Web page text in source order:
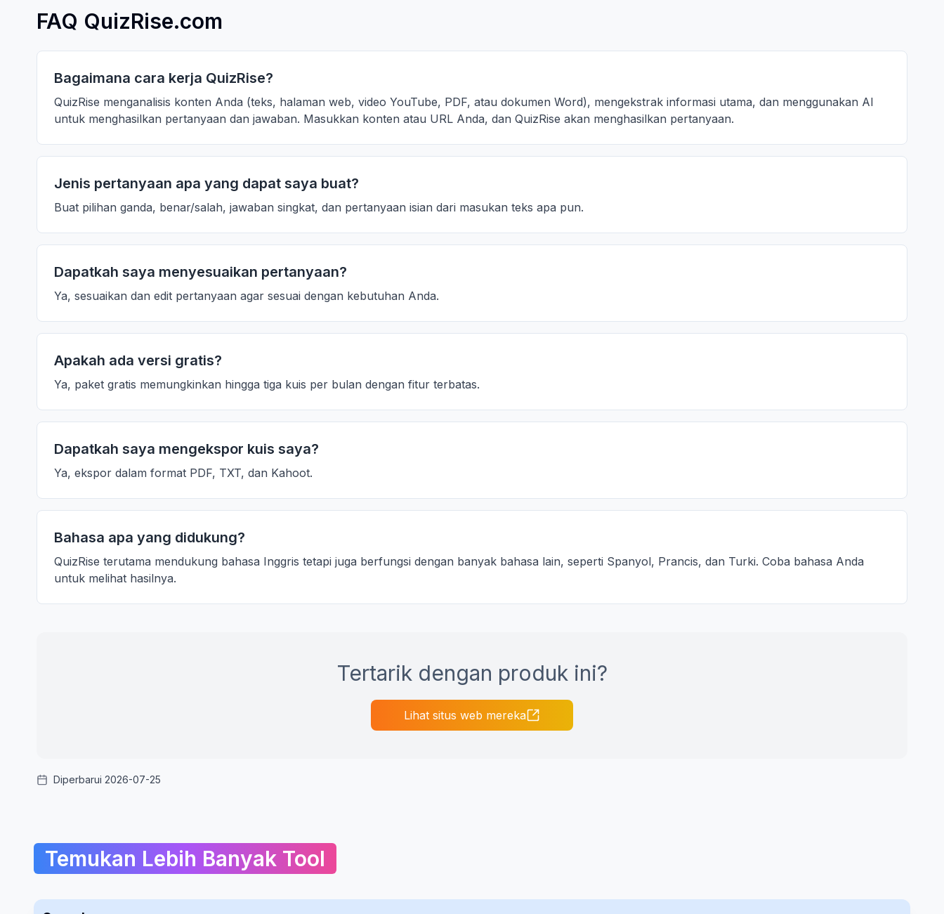
FAQ QuizRise.com
Bagaimana cara kerja QuizRise?
QuizRise menganalisis konten Anda (teks, halaman web, video YouTube, PDF, atau dokumen Word), mengekstrak informasi utama, dan menggunakan AI
untuk menghasilkan pertanyaan dan jawaban. Masukkan konten atau URL Anda, dan QuizRise akan menghasilkan pertanyaan.
Jenis pertanyaan apa yang dapat saya buat?
Buat pilihan ganda, benar/salah, jawaban singkat, dan pertanyaan isian dari masukan teks apa pun.
Dapatkah saya menyesuaikan pertanyaan?
Ya, sesuaikan dan edit pertanyaan agar sesuai dengan kebutuhan Anda.
Apakah ada versi gratis?
Ya, paket gratis memungkinkan hingga tiga kuis per bulan dengan fitur terbatas.
Dapatkah saya mengekspor kuis saya?
Ya, ekspor dalam format PDF, TXT, dan Kahoot.
Bahasa apa yang didukung?
QuizRise terutama mendukung bahasa Inggris tetapi juga berfungsi dengan banyak bahasa lain, seperti Spanyol, Prancis, dan Turki. Coba bahasa Anda
untuk melihat hasilnya.
Tertarik dengan produk ini?
Lihat situs web mereka
Diperbarui 2026-07-25
Temukan Lebih Banyak Tool